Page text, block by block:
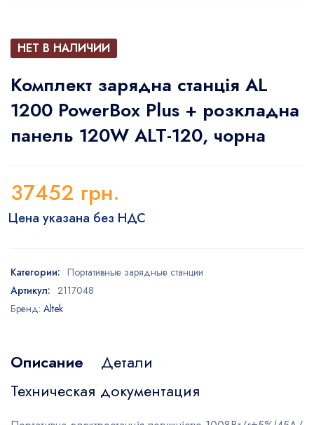
НЕТ В НАЛИЧИИ
Комплект зарядна станція AL
1200 PowerBox Plus + розкладна
панель 120W ALT-120, чорна
37452 грн.
Цена указана без НДС
Категории: Портативные зарядные станции
Артикул: 2117048
Бренд: Altek
Описание
Детали
Техническая документация